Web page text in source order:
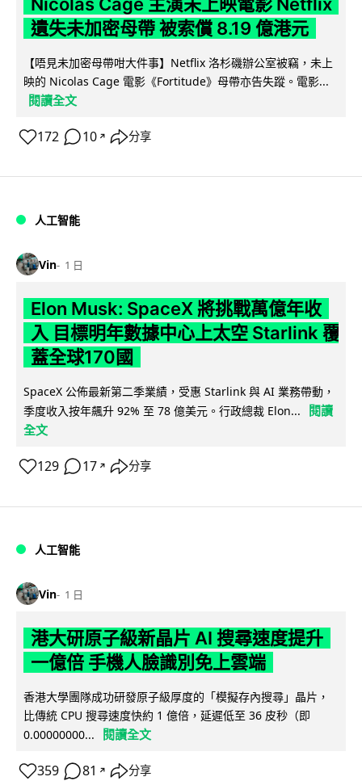
遺失未加密母帶 被索償 8.19 億港元
【唔見未加密母帶咁大件事】Netflix 洛杉磯辦公室被竊，未上
映的 Nicolas Cage 電影《Fortitude》母帶亦告失蹤。電影...
閱讀全文
172 10 ↗ 分享
人工智能
Vin 1 日
Elon Musk: SpaceX 將挑戰萬億年收
入 目標明年數據中心上太空 Starlink 覆
蓋全球170國
SpaceX 公佈最新第二季業績，受惠 Starlink 與 AI 業務帶動，
季度收入按年飆升 92% 至 78 億美元。行政總裁 Elon...
閱讀
全文
129 17 ↗ 分享
人工智能
Vin 1 日
港大研原子級新晶片 AI 搜尋速度提升
一億倍 手機人臉識別免上雲端
香港大學團隊成功研發原子級厚度的「模擬存內搜尋」晶片，
比傳統 CPU 搜尋速度快約 1 億倍，延遲低至 36 皮秒（即
0.00000000...
閱讀全文
359 81 ↗ 分享